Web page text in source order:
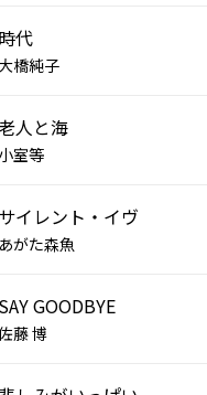
時代
橋純子
人と海
小室等
サイレント・イヴ
あがた森魚
SAY GOODBYE
藤 博